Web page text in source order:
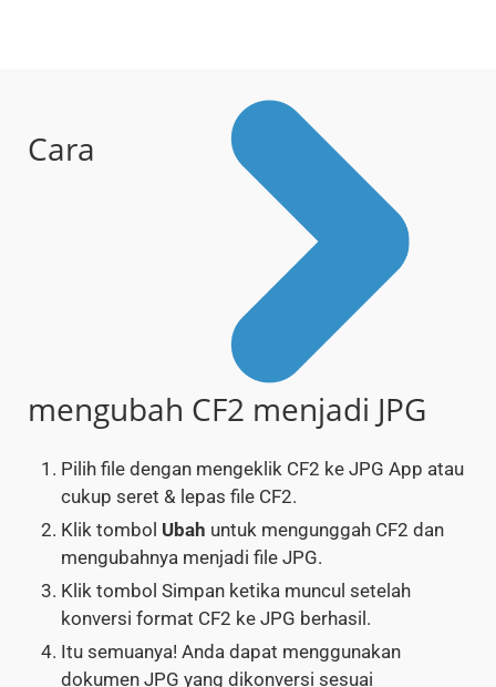
Cara
mengubah CF2 menjadi JPG
Pilih file dengan mengeklik CF2 ke JPG App atau
cukup seret & lepas file CF2.
Klik tombol Ubah untuk mengunggah CF2 dan
mengubahnya menjadi file JPG.
Klik tombol Simpan ketika muncul setelah
konversi format CF2 ke JPG berhasil.
Itu semuanya! Anda dapat menggunakan
dokumen JPG yang dikonversi sesuai